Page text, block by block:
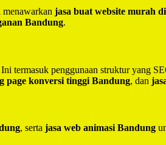
jasa buat website murah
Bandung.
termasuk penggunaan struktur yang
page konversi tinggi Bandung, dan
, serta jasa web animasi Bandung